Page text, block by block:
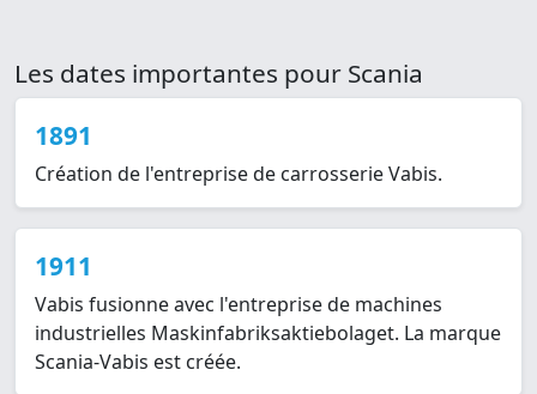
Les dates importantes pour Scania
1891
Création de l'entreprise de carrosserie Vabis.
1911
Vabis fusionne avec l'entreprise de machines
industrielles Maskinfabriksaktiebolaget. La marque
Scania-Vabis est créée.